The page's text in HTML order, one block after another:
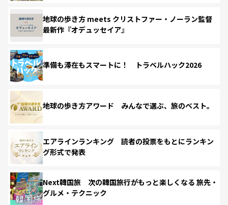
地球の歩き方 meets クリストファー・ノーラン監督
最新作『オデュッセイア』
準備も滞在もスマートに！ トラベルハック2026
地球の歩き方アワード みんなで選ぶ、旅のベスト。
エアラインランキング 読者の投票をもとにランキン
グ形式で発表
Next韓国旅 次の韓国旅行がもっと楽しくなる 旅先・
グルメ・テクニック